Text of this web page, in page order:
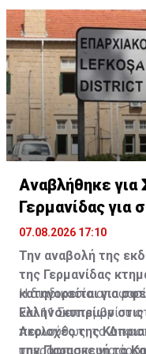
Εργατικό
Αναβλήθηκε για
Γερμανίδας για
περιουσιών
07.08.2026 17:10
Την αναβολή της
της Γερμανίδας
κατηγορείται για
Ελληνοκυπρίων
περιοχές της
την Παρασκευή το
Η διαδικασία
και 11 Σεπτεμβρίου
Ακολούθως, το
υπεράσπισης για